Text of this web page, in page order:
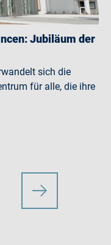
Jubiläum der
sich die
für alle, die ihre